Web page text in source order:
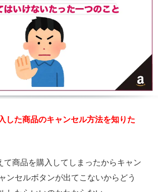
した商品のキャンセル方法を知りた
て商品を購入してしまったからキャン
ンセルボタンが出てこないからどう